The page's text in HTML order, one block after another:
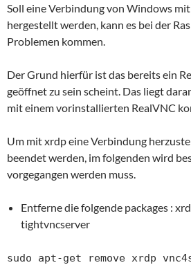
Soll eine Verbindung von Windows
hergestellt werden, kann es bei der
Problemen kommen.
Der Grund hierfür ist das bereits ein
geöffnet zu sein scheint. Das liegt
mit einem vorinstallierten RealVNC
Um mit xrdp eine Verbindung
beendet werden, im folgenden wird
vorgegangen werden muss.
Entferne die folgende packages :
tightvncserver
sudo apt-get remove xrdp